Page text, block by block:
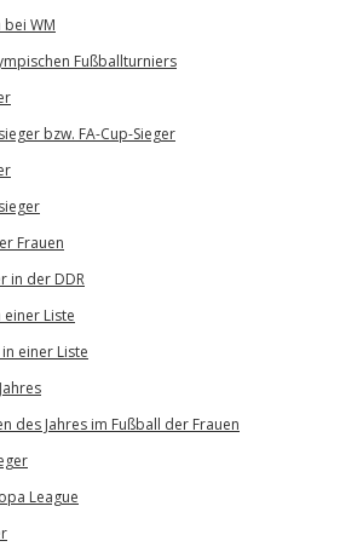
WM
Fußballturniers
bzw. FA-Cup-Sieger
Frauen
in der DDR
einer Liste
einer Liste
des Jahres im Fußball der Frauen
League